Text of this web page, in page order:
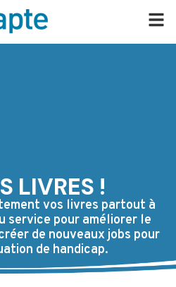
LIVRES !
vos livres partout à
service pour améliorer le
de nouveaux jobs pour
de handicap.